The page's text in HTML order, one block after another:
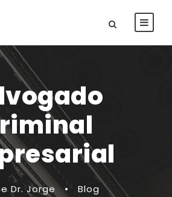
Dr. Jorge •
Blog